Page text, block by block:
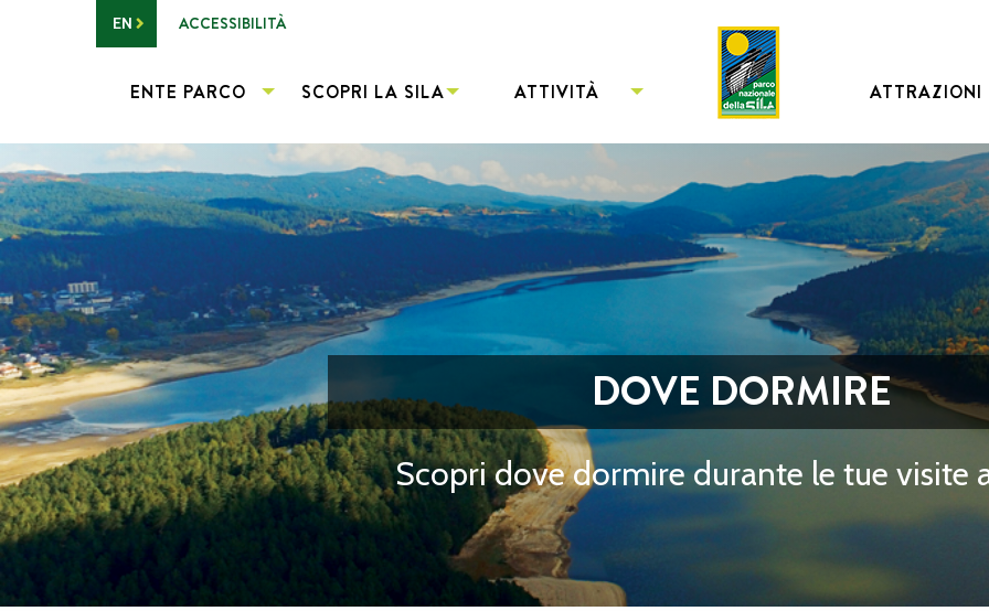
Vai al contenuto principale
EN ACCESSIBILITÀ
ENTE PARCO SCOPRI LA SILA ATTIVITÀ ATTRAZIONI
DOVE DORMIRE
Scopri dove dormire durante le tue visite